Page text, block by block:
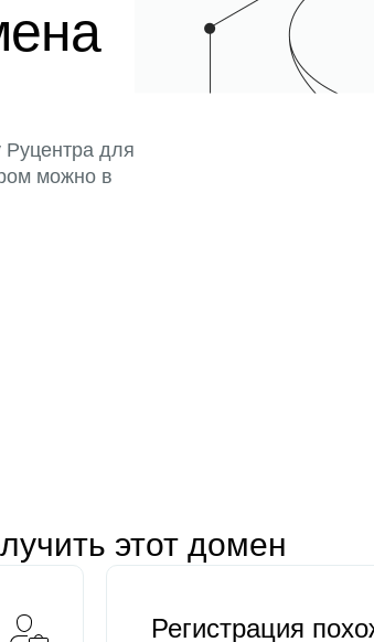
Руцентра для
можно в
этот домен
Регистрация